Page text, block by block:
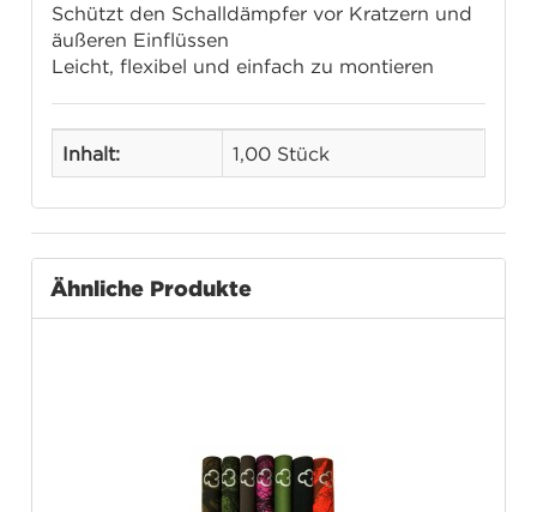
Schützt den Schalldämpfer vor Kratzern und
äußeren Einflüssen
Leicht, flexibel und einfach zu montieren
Inhalt: 1,00 Stück
Ähnliche Produkte